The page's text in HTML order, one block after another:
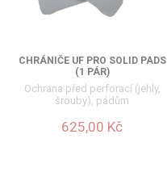
CHRÁNIČE UF PRO SOLID PADS
(1 PÁR)
Ochrana před perforací (jehly,
šrouby), pádům
625,00 Kč